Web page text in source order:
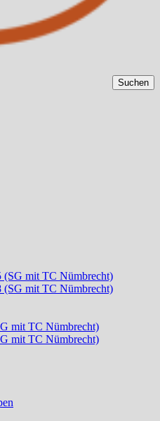
(SG mit TC Nümbrecht)
(SG mit TC Nümbrecht)
mit TC Nümbrecht)
mit TC Nümbrecht)